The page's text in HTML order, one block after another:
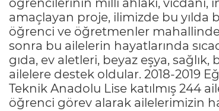
öğrencilerinin milli ahlaki, vicdani,
amaçlayan proje, ilimizde bu yılda
öğrenci ve öğretmenler
sonra bu ailelerin hayatlarında
gıda, ev aletleri, beyaz eşya,
ailelere destek oldular. 2018-2019
Teknik Anadolu Lise katılmış 244
öğrenci görev alarak ailelerimizin